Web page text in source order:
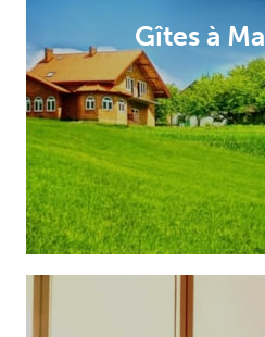
Gîtes à